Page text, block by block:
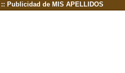
:: Publicidad de MIS APELLIDOS